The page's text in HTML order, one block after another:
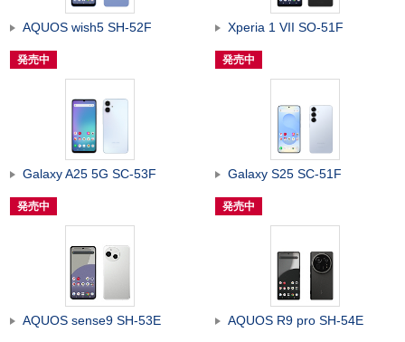
AQUOS wish5 SH-52F
発売中
Xperia 1 VII SO-51F
発売中
Galaxy A25 5G SC-53F
発売中
Galaxy S25 SC-51F
発売中
AQUOS sense9 SH-53E AQUOS R9 pro SH-54E